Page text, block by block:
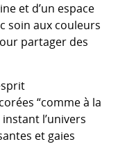
et d’un espace
soin aux couleurs
partager des
“comme à la
l’univers
et gaies